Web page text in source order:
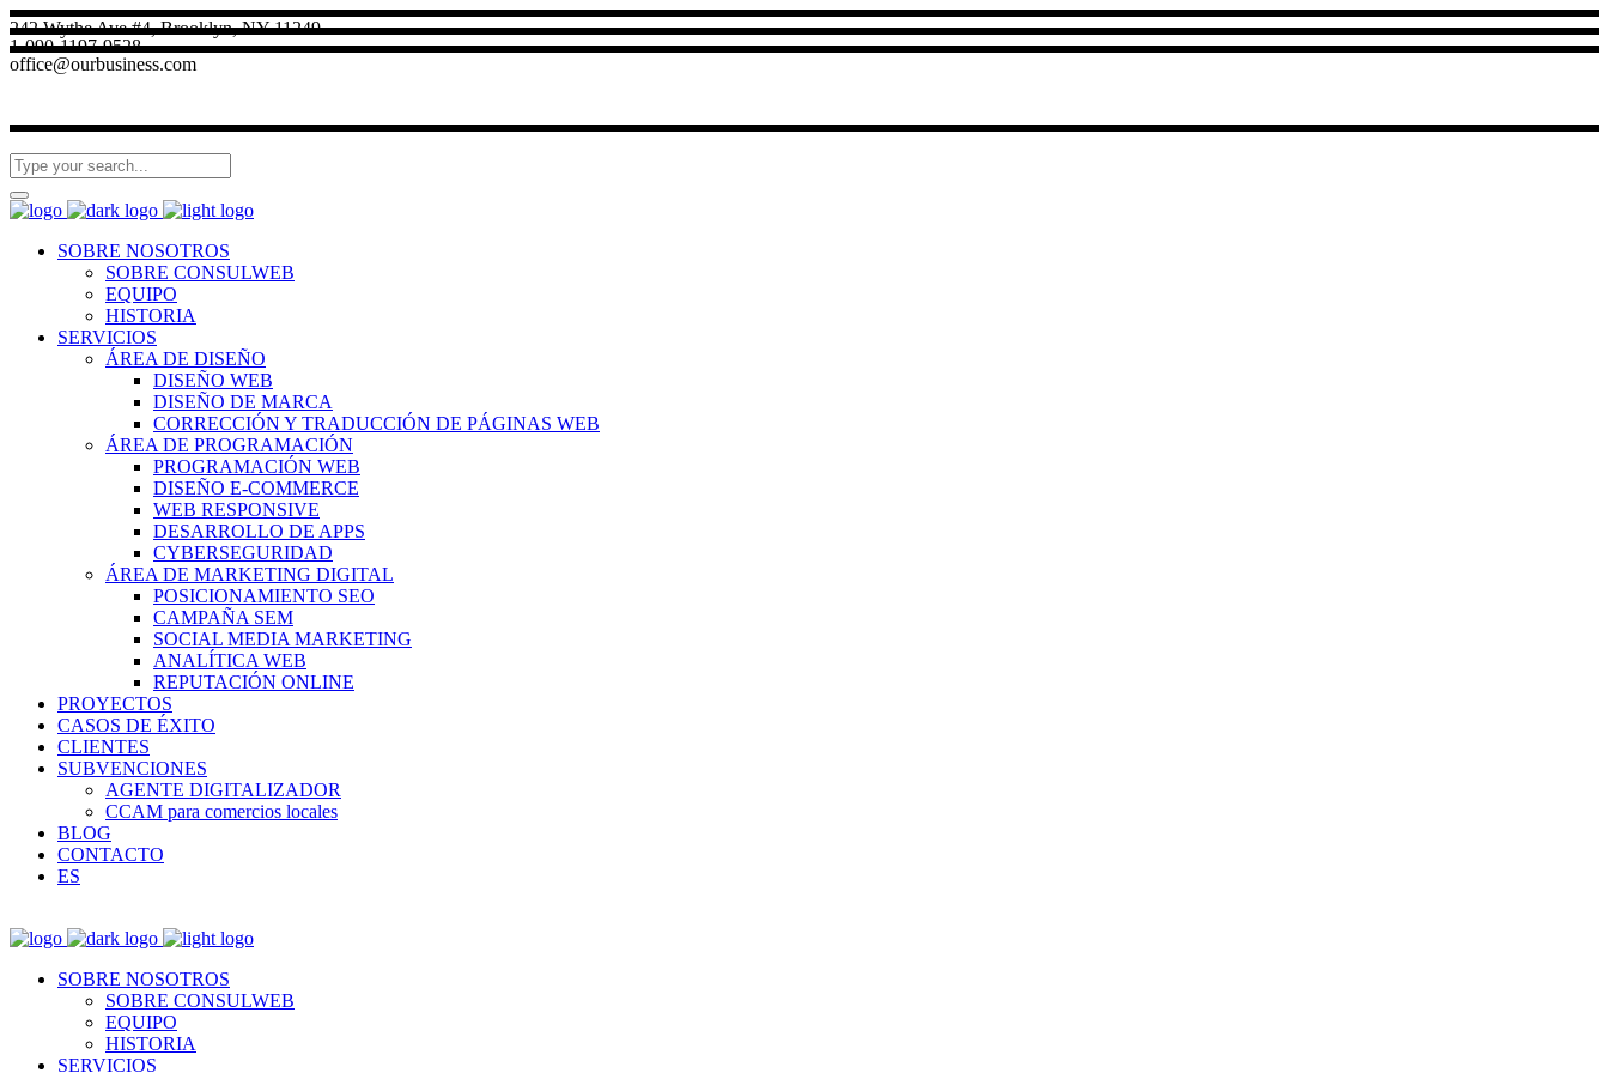
242 Wythe Ave #4, Brooklyn, NY 11249
1-090-1197-9528
office@ourbusiness.com
SOBRE NOSOTROS
SOBRE CONSULWEB
EQUIPO
HISTORIA
SERVICIOS
ÁREA DE DISEÑO
DISEÑO WEB
DISEÑO DE MARCA
CORRECCIÓN Y TRADUCCIÓN DE PÁGINAS WEB
ÁREA DE PROGRAMACIÓN
PROGRAMACIÓN WEB
DISEÑO E-COMMERCE
WEB RESPONSIVE
DESARROLLO DE APPS
CYBERSEGURIDAD
ÁREA DE MARKETING DIGITAL
POSICIONAMIENTO SEO
CAMPAÑA SEM
SOCIAL MEDIA MARKETING
ANALÍTICA WEB
REPUTACIÓN ONLINE
PROYECTOS
CASOS DE ÉXITO
CLIENTES
SUBVENCIONES
AGENTE DIGITALIZADOR
CCAM para comercios locales
BLOG
CONTACTO
ES
SOBRE NOSOTROS
SOBRE CONSULWEB
EQUIPO
HISTORIA
SERVICIOS